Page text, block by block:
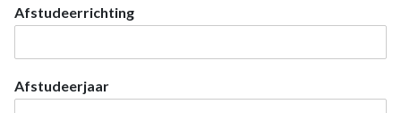
Afstudeerrichting
Afstudeerjaar